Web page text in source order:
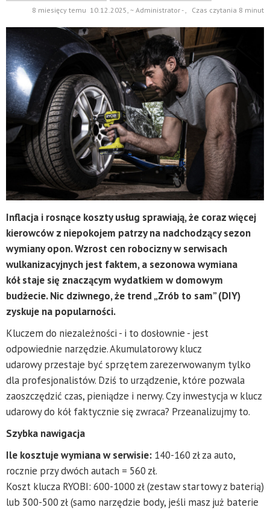
8 miesięcy temu 10.12.2025, ~ Administrator - , Czas czytania 8 minut
Inflacja i rosnące koszty usług sprawiają, że coraz więcej
kierowców z niepokojem patrzy na nadchodzący sezon
wymiany opon. Wzrost cen robocizny w serwisach
wulkanizacyjnych jest faktem, a sezonowa wymiana
kół staje się znaczącym wydatkiem w domowym
budżecie. Nic dziwnego, że trend „Zrób to sam” (DIY)
zyskuje na popularności.
Kluczem do niezależności - i to dosłownie - jest
odpowiednie narzędzie. Akumulatorowy klucz
udarowy przestaje być sprzętem zarezerwowanym tylko
dla profesjonalistów. Dziś to urządzenie, które pozwala
zaoszczędzić czas, pieniądze i nerwy. Czy inwestycja w klucz
udarowy do kół faktycznie się zwraca? Przeanalizujmy to.
Szybka nawigacja
Ile kosztuje wymiana w serwisie: 140-160 zł za auto,
rocznie przy dwóch autach = 560 zł.
Koszt klucza RYOBI: 600-1000 zł (zestaw startowy z baterią)
lub 300-500 zł (samo narzędzie body, jeśli masz już baterie